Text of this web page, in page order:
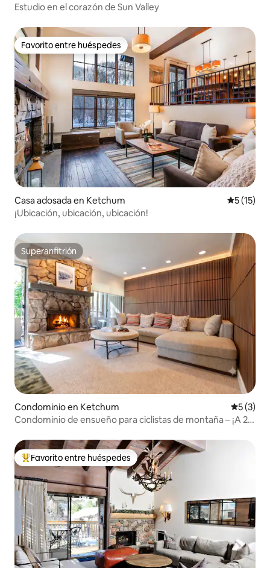
Estudio en el corazón de Sun Valley
Favorito entre huéspedes
Favorito entre huéspedes
Casa adosada en Ketchum
5 (15)
¡Ubicación, ubicación, ubicación!
Superanfitrión
Superanfitrión
Condominio en Ketchum
5 (3)
Condominio de ensueño para ciclistas de montaña – ¡A 2
De los mejores en Favorito entre huéspedes
Favorito entre huéspedes